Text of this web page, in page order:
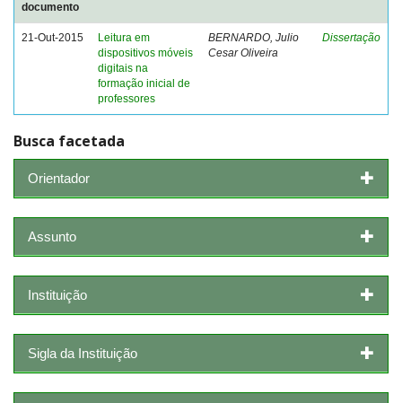
documento
21-Out-2015
Leitura em
dispositivos móveis
digitais na
formação inicial de
professores
BERNARDO, Julio
Cesar Oliveira
Dissertação
Busca facetada
Orientador
Assunto
Instituição
Sigla da Instituição